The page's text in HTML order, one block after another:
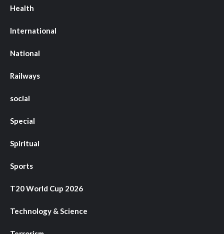
Health
International
National
Railways
social
Special
Spiritual
Sports
T20 World Cup 2026
Technology & Science